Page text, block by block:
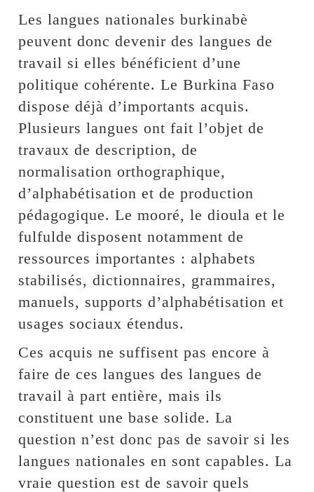
Les langues nationales burkinabè
peuvent donc devenir des langues de
travail si elles bénéficient d’une
politique cohérente. Le Burkina Faso
dispose déjà d’importants acquis.
Plusieurs langues ont fait l’objet de
travaux de description, de
normalisation orthographique,
d’alphabétisation et de production
pédagogique. Le mooré, le dioula et le
fulfulde disposent notamment de
ressources importantes : alphabets
stabilisés, dictionnaires, grammaires,
manuels, supports d’alphabétisation et
usages sociaux étendus.
Ces acquis ne suffisent pas encore à
faire de ces langues des langues de
travail à part entière, mais ils
constituent une base solide. La
question n’est donc pas de savoir si les
langues nationales en sont capables. La
vraie question est de savoir quels